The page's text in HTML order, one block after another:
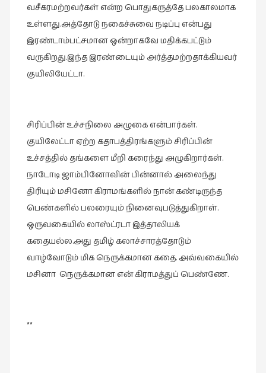
வசீகரமற்றவர்கள் என்ற பொதுகருத்தே பலகாலமாக
உள்ளது.அத்தோடு நகைச்சுவை நடிப்பு என்பது
இரண்டாம்பட்சமான ஒன்றாகவே மதிக்கபட்டும்
வருகிறது.இந்த இரண்டையும் அர்த்தமற்றதாக்கியவர்
குயிலியேட்டா.
சிரிப்பின் உச்சநிலை அழுகை என்பார்கள்.
குயிலேட்டா ஏற்ற கதாபத்திரங்களும் சிரிப்பின்
உச்சத்தில் தங்களை மீறி கரைந்து அழுகிறார்கள்.
நாடோடி ஜாம்பினோவின் பின்னால் அலைந்து
திரியும் மசினோ கிராமங்களில் நான் கண்டிருந்த
பெண்களில் பலரையும் நினைவுபடுத்துகிறாள்.
ஒருவகையில் லாஸ்ட்ரடா இத்தாலியக்
கதையல்ல.அது தமிழ் கலாச்சாரத்தோடும்
வாழ்வோடும் மிக நெருக்கமான கதை. அவ்வகையில்
மசினா நெருக்கமான என் கிராமத்துப் பெண்ணே.
**